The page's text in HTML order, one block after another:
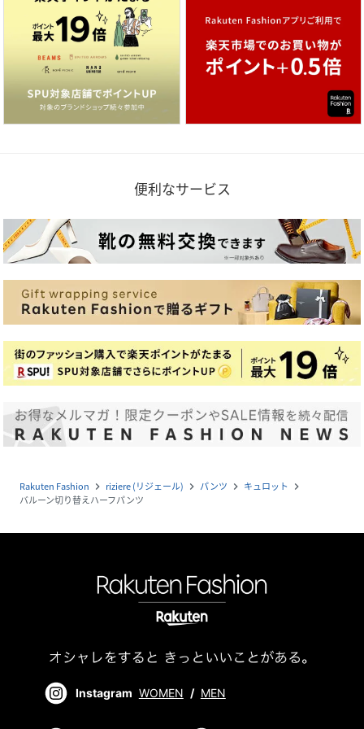
便利なサービス
Rakuten Fashion navigate_next riziere (リジェール) navigate_next パンツ navigate_next キュロット navigate_next
バルーン切り替えハーフパンツ
Instagram WOMEN / MEN